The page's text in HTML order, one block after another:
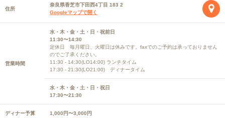
住所
奈良県香芝市下田西4丁目 183 2
Googleマップで開く
営業時間
水・木・金・土・日・祝前日
11:30〜14:30
定休日 毎月曜日、火曜日は休みです。faxでのご予約は承っておりません
のでご了承ください。
11:30 - 14:30(LO14:00) ランチタイム
17:30 - 21:30(LO21:00) ディナータイム
水・木・金・土・日・祝日
17:30〜21:30
ディナー予算 1,000円〜3,000円